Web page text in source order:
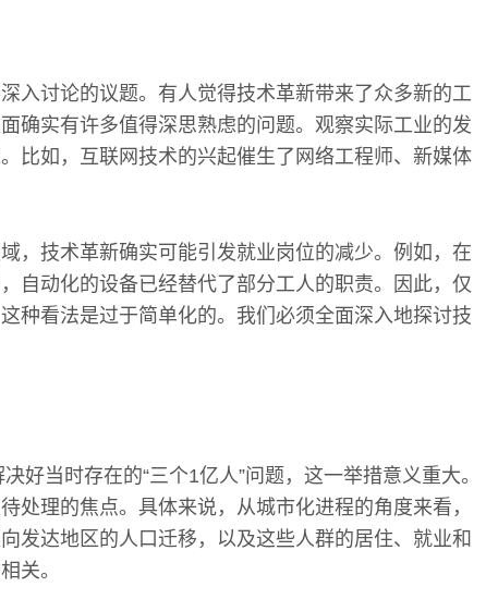
入讨论的议题。有人觉得技术革新带来了众多新的工
确实有许多值得深思熟虑的问题。观察实际工业的发
比如，互联网技术的兴起催生了网络工程师、新媒体
，技术革新确实可能引发就业岗位的减少。例如，在
自动化的设备已经替代了部分工人的职责。因此，仅
种看法是过于简单化的。我们必须全面深入地探讨技
好当时存在的“三个1亿人”问题，这一举措意义重大。
处理的焦点。具体来说，从城市化进程的角度来看，
发达地区的人口迁移，以及这些人群的居住、就业和
关。